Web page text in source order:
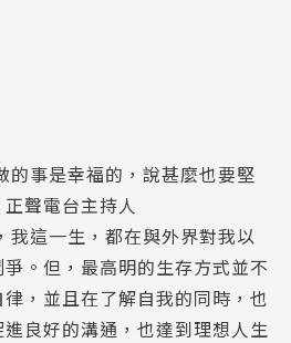
事是幸福的，說甚麼也要堅
聲電台主持人
這一生，都在與外界對我以
。但，最高明的生存方式並不
，並且在了解自我的同時，也
良好的溝通，也達到理想人生